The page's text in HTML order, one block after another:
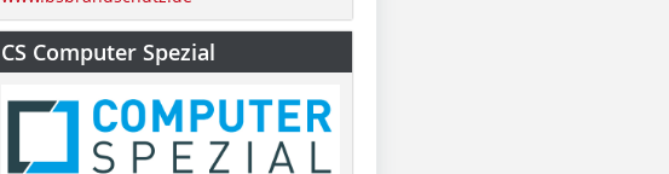
CS Computer Spezial